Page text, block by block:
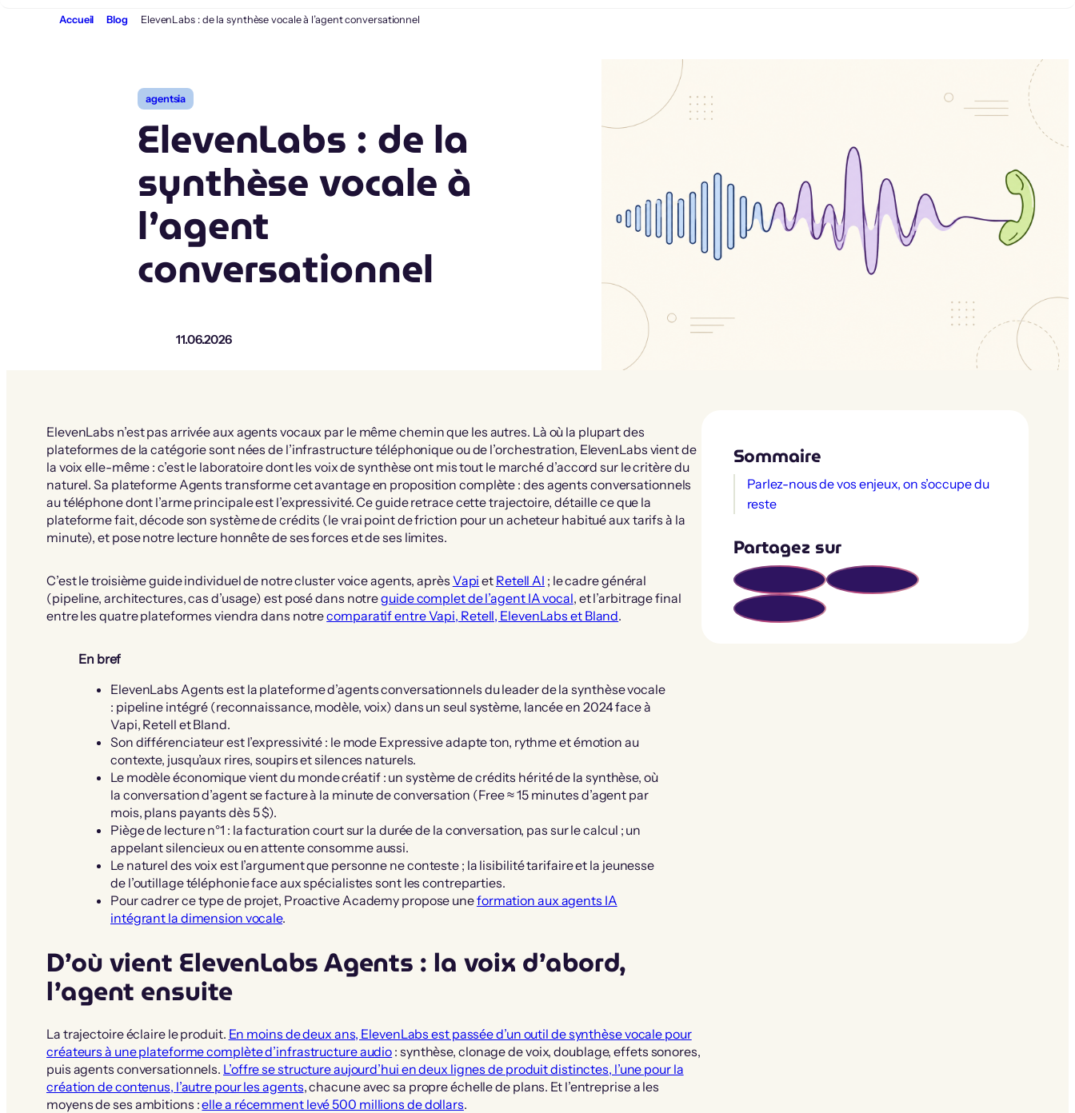
Accueil Blog ElevenLabs : de la synthèse vocale à l’agent conversationnel
agentsia
ElevenLabs : de la
synthèse vocale à
l’agent
conversationnel
11.06.2026
ElevenLabs n’est pas arrivée aux agents vocaux par le même chemin que les autres. Là où la plupart des
plateformes de la catégorie sont nées de l’infrastructure téléphonique ou de l’orchestration, ElevenLabs vient de
la voix elle-même : c’est le laboratoire dont les voix de synthèse ont mis tout le marché d’accord sur le critère du
naturel. Sa plateforme Agents transforme cet avantage en proposition complète : des agents conversationnels
au téléphone dont l’arme principale est l’expressivité. Ce guide retrace cette trajectoire, détaille ce que la
plateforme fait, décode son système de crédits (le vrai point de friction pour un acheteur habitué aux tarifs à la
minute), et pose notre lecture honnête de ses forces et de ses limites.
C’est le troisième guide individuel de notre cluster voice agents, après Vapi et Retell AI ; le cadre général
(pipeline, architectures, cas d’usage) est posé dans notreguide complet de l’agent IA vocal, et l’arbitrage final
entre les quatre plateformes viendra dans notrecomparatif entre Vapi, Retell, ElevenLabs et Bland.
En bref
ElevenLabs Agents est la plateforme d’agents conversationnels du leader de la synthèse vocale
: pipeline intégré (reconnaissance, modèle, voix) dans un seul système, lancée en 2024 face à
Vapi, Retell et Bland.
Son différenciateur est l’expressivité : le mode Expressive adapte ton, rythme et émotion au
contexte, jusqu’aux rires, soupirs et silences naturels.
Le modèle économique vient du monde créatif : un système de crédits hérité de la synthèse, où
la conversation d’agent se facture à la minute de conversation (Free ≈ 15 minutes d’agent par
mois, plans payants dès 5 $).
Piège de lecture n°1 : la facturation court sur la durée de la conversation, pas sur le calcul ; un
appelant silencieux ou en attente consomme aussi.
Le naturel des voix est l’argument que personne ne conteste ; la lisibilité tarifaire et la jeunesse
de l’outillage téléphonie face aux spécialistes sont les contreparties.
Pour cadrer ce type de projet, Proactive Academy propose uneformation aux agents IA
intégrant la dimension vocale.
D’où vient ElevenLabs Agents : la voix d’abord,
l’agent ensuite
La trajectoire éclaire le produit. En moins de deux ans, ElevenLabs est passée d’un outil de synthèse vocale pour
créateurs à une plateforme complète d’infrastructure audio : synthèse, clonage de voix, doublage, effets sonores,
puis agents conversationnels. L’offre se structure aujourd’hui en deux lignes de produit distinctes, l’une pour la
création de contenus, l’autre pour les agents, chacune avec sa propre échelle de plans. Et l’entreprise a les
moyens de ses ambitions :elle a récemment levé 500 millions de dollars.
Sommaire
Parlez-nous de vos enjeux, on s’occupe du
reste
Partagez sur